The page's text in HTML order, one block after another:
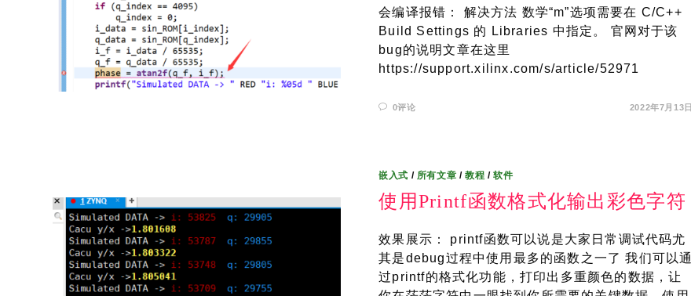
会编译报错： 解决方法 数学“m”选项需要在 C/C++
Build Settings 的 Libraries 中指定。 官网对于该
bug的说明文章在这里
https://support.xilinx.com/s/article/52971
0评论 2022年7月13日
嵌入式 / 所有文章 /教程 /软件
使用Printf函数格式化输出彩色字符
效果展示： printf函数可以说是大家日常调试代码尤
其是debug过程中使用最多的函数之一了 我们可以通
过printf的格式化功能，打印出多重颜色的数据，让